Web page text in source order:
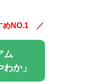
めNO.1 ／
ム
か」